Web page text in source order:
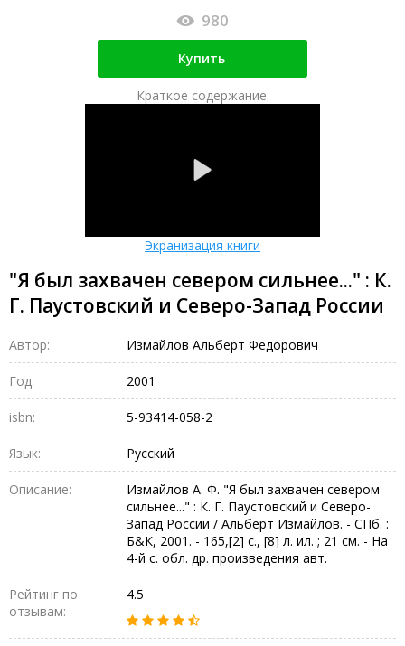
980
Купить
Краткое содержание:
Экранизация книги
"Я был захвачен севером сильнее..." : К.
Г. Паустовский и Северо-Запад России
Автор: Измайлов Альберт Федорович
Год: 2001
isbn: 5-93414-058-2
Язык: Русский
Описание:
Измайлов А. Ф. "Я был захвачен севером
сильнее..." : К. Г. Паустовский и Северо-
Запад России / Альберт Измайлов. - СПб. :
Б&К, 2001. - 165,[2] с., [8] л. ил. ; 21 см. - На
4-й с. обл. др. произведения авт.
Рейтинг по
отзывам:
4.5